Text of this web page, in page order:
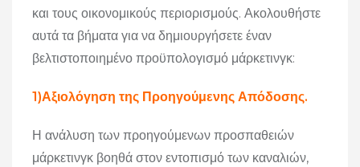
και τους οικονομικούς περιορισμούς. Ακολουθήστε
αυτά τα βήματα για να δημιουργήσετε έναν
βελτιστοποιημένο προϋπολογισμό μάρκετινγκ:
1)Αξιολόγηση της Προηγούμενης Απόδοσης.
Η ανάλυση των προηγούμενων προσπαθειών
μάρκετινγκ βοηθά στον εντοπισμό των καναλιών,